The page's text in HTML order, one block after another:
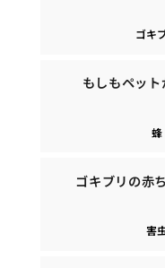
ゴキ
もしもペッ
蜂
ゴキブリの赤
害